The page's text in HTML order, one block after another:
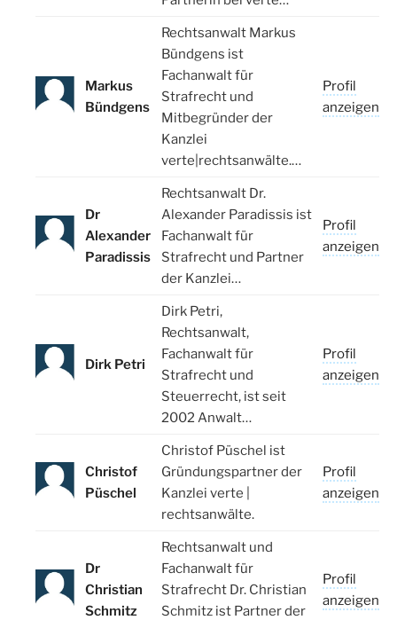
Markus
Bündgens
Rechtsanwalt Markus
Bündgens ist
Fachanwalt für
Strafrecht und
Mitbegründer der
Kanzlei
verte|rechtsanwälte.…
Profil
anzeigen
Dr
Alexander
Paradissis
Rechtsanwalt Dr.
Alexander Paradissis ist
Fachanwalt für
Strafrecht und Partner
der Kanzlei…
Profil
anzeigen
Dirk Petri
Dirk Petri,
Rechtsanwalt,
Fachanwalt für
Strafrecht und
Steuerrecht, ist seit
2002 Anwalt…
Profil
anzeigen
Christof
Püschel
Christof Püschel ist
Gründungspartner der
Kanzlei verte |
rechtsanwälte.
Profil
anzeigen
Dr
Christian
Schmitz
Rechtsanwalt und
Fachanwalt für
Strafrecht Dr. Christian
Schmitz ist Partner der
Profil
anzeigen